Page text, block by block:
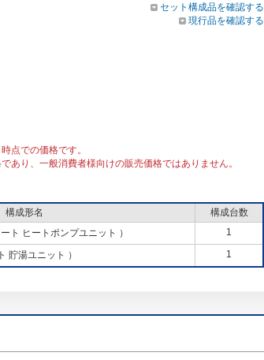
セット構成品を確認する
現行品を確認する
点での価格です。
あり、一般消費者様向けの販売価格ではありません。
構成形名
構成台数
ト ヒートポンプユニット ） 1
貯湯ユニット ） 1